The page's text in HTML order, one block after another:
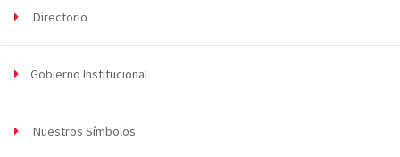
Directorio
Gobierno Institucional
Nuestros Símbolos